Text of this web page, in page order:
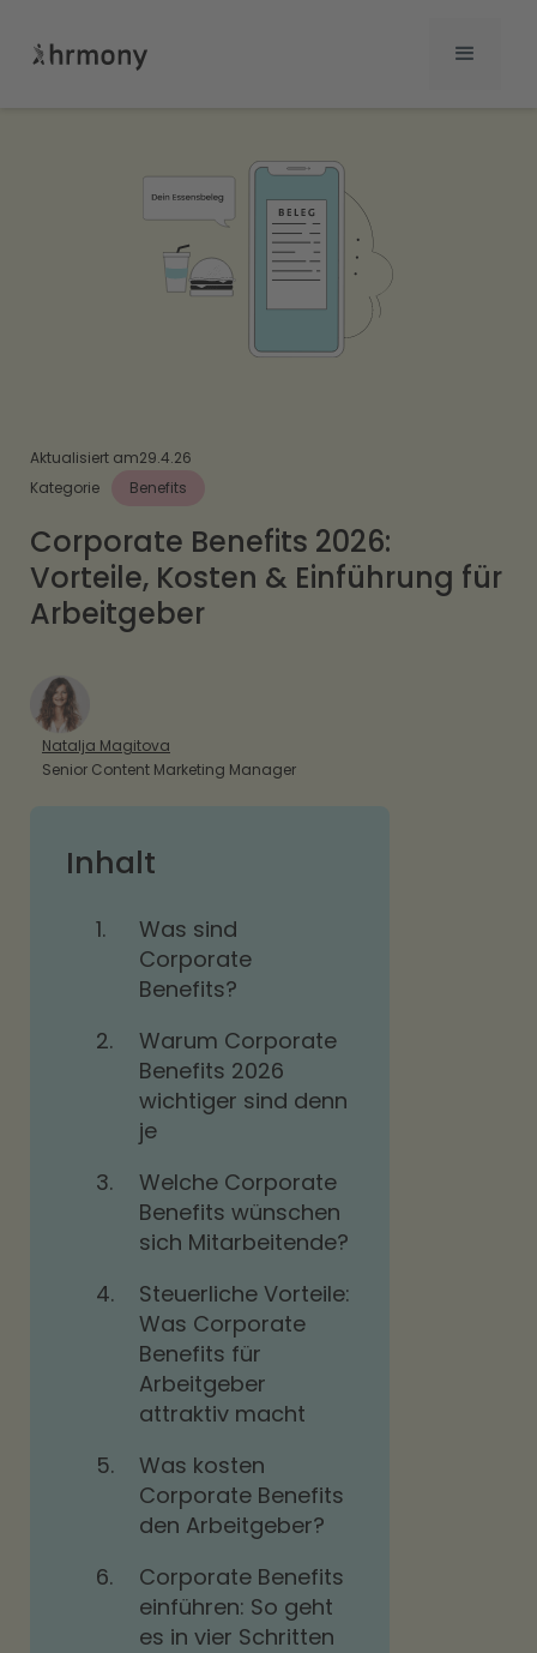
Aktualisiert am29.4.26
Kategorie
Benefits
Corporate Benefits 2026:
Vorteile, Kosten & Einführung für
Arbeitgeber
Natalja Magitova
Senior Content Marketing Manager
Inhalt
1.
Was sind
Corporate
Benefits?
2.
Warum Corporate
Benefits 2026
wichtiger sind denn
je
3.
Welche Corporate
Benefits wünschen
sich Mitarbeitende?
4.
Steuerliche Vorteile:
Was Corporate
Benefits für
Arbeitgeber
attraktiv macht
5.
Was kosten
Corporate Benefits
den Arbeitgeber?
6.
Corporate Benefits
einführen: So geht
es in vier Schritten